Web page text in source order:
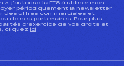
», j’autorise la FFS à utiliser mon
périodiquement la newsletter
des offres commerciales et
de ses partenaires. Pour plus
d’exercice de vos droits et
cliquez ici